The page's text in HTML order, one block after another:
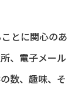
とに関心のあ
、電子メール
数、趣味、そ